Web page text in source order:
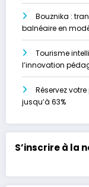
Bouznika :
balnéaire en
Tourisme
l’innovation
Réservez
jusqu’à 63%
S’inscrire à la